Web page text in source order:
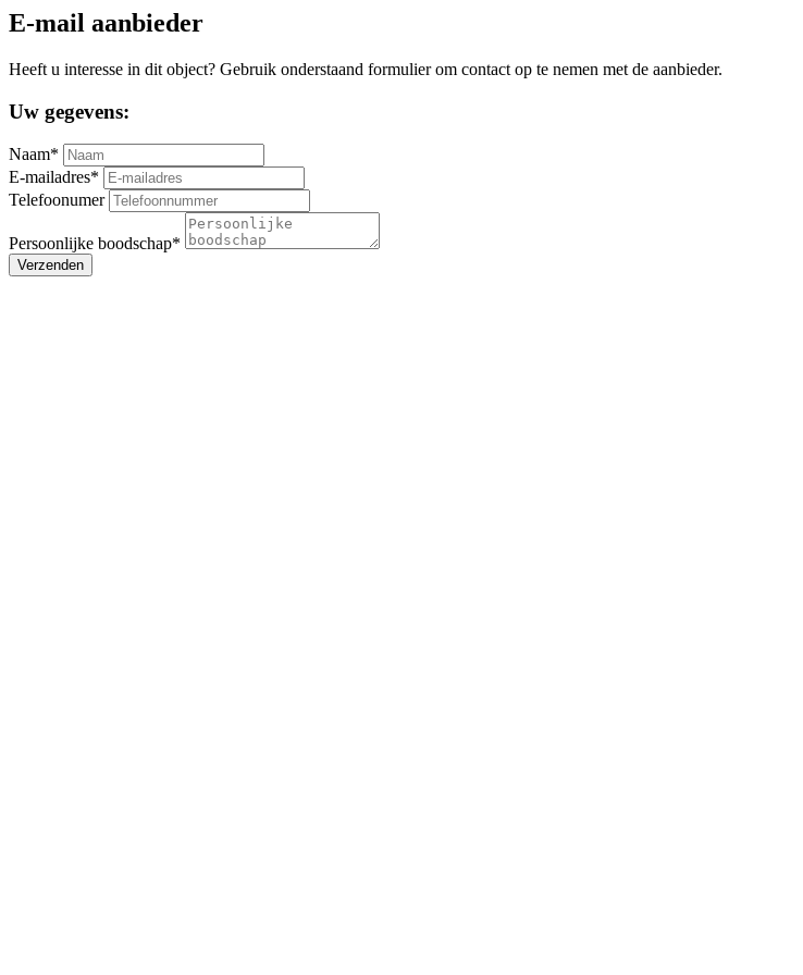
E-mail aanbieder
Heeft u interesse in dit object? Gebruik onderstaand formulier om contact op te nemen met de aanbieder.
Uw gegevens:
Naam*
E-mailadres*
Telefoonumer
Persoonlijke boodschap*
Verzenden